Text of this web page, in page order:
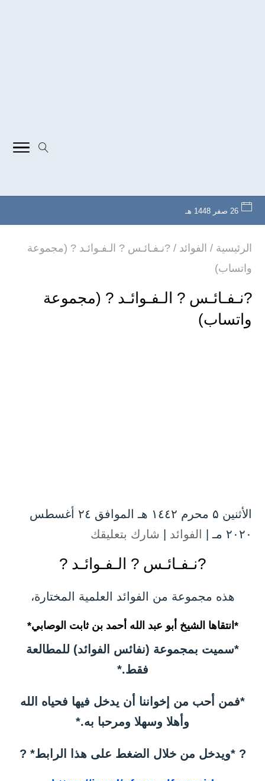
26 صفر 1448 هـ
الرئيسية / الفوائد / ?نـفـائـس ? الـفـوائـد ? (مجموعة
واتساب)
?نـفـائـس ? الـفـوائـد ? (مجموعة
واتساب)
الأثنين ۵ محرم ۱٤٤۲ هـ الموافق ۲٤ أغسطس
۲۰۲۰ مـ |
الفوائد | شارك بتعليقك
?نـفـائـس ? الـفـوائـد ?
هذه مجموعة من الفوائد العلمية المختارة،
*انتقاها الشيخ أبو عبد الله أحمد بن ثابت الوصابي*
*سميت بمجموعة (نفائس الفوائد) للمطالعة
فقط.*
*فمن أحب من إخواننا أن يدخل فيها فحياه الله
وأهلا وسهلا ومرحبا به.*
? *ويدخل من خلال الضغط على هذا الرابط* ?